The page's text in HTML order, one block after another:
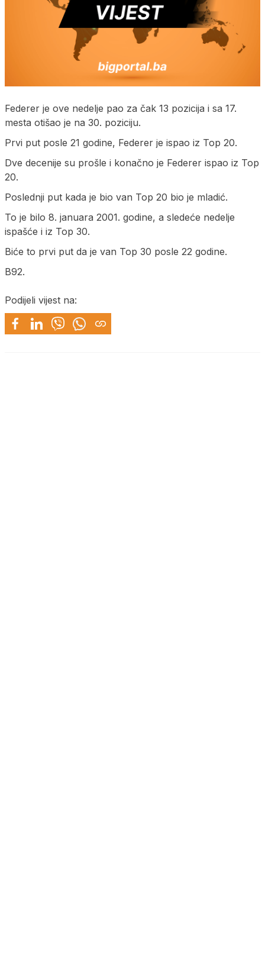
Federer je ove nedelje pao za čak 13 pozicija i sa 17.
mesta otišao je na 30. poziciju.
Prvi put posle 21 godine, Federer je ispao iz Top 20.
Dve decenije su prošle i konačno je Federer ispao iz Top
20.
Poslednji put kada je bio van Top 20 bio je mladić.
To je bilo 8. januara 2001. godine, a sledeće nedelje
ispašće i iz Top 30.
Biće to prvi put da je van Top 30 posle 22 godine.
B92.
Podijeli vijest na: